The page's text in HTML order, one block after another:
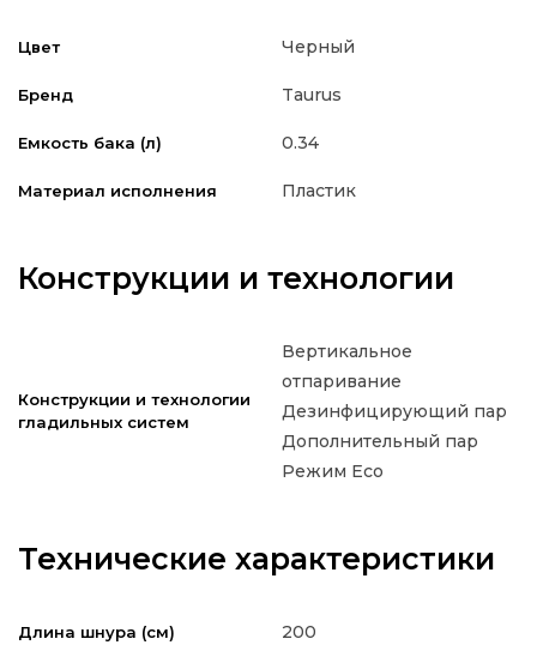
Цвет Черный
Бренд Taurus
Емкость бака (л) 0.34
Материал исполнения Пластик
Конструкции и технологии
Конструкции и технологии
гладильных систем
Вертикальное
отпаривание
Дезинфицирующий пар
Дополнительный пар
Режим Eco
Технические характеристики
Длина шнура (см) 200